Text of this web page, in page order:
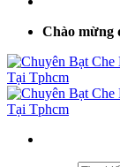
Chào mừng